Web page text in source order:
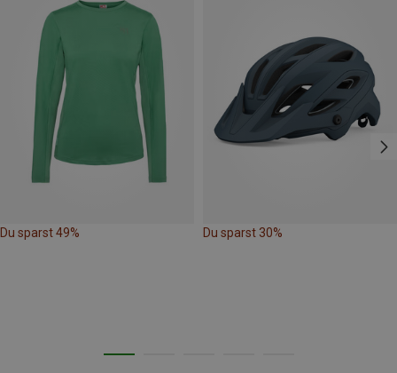
Du sparst 49% Du sparst 30%